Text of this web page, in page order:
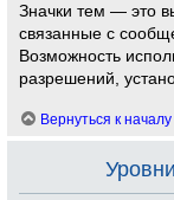
Значки тем — это
связанные с
Возможность
разрешений,
Вернуться к началу